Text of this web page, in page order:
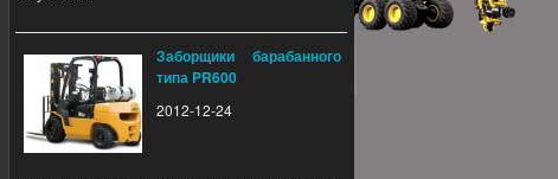
Заборщики барабанного
типа PR600
2012-12-24